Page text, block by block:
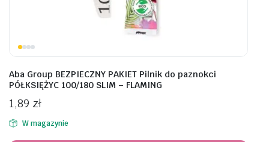
Aba Group BEZPIECZNY PAKIET Pilnik do paznokci
PÓŁKSIĘŻYC 100/180 SLIM – FLAMING
1,89 zł
W magazynie